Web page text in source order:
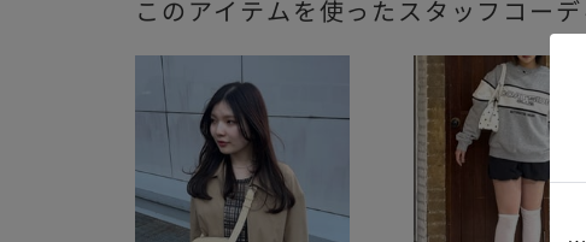
このアイテムを使ったスタッフコー